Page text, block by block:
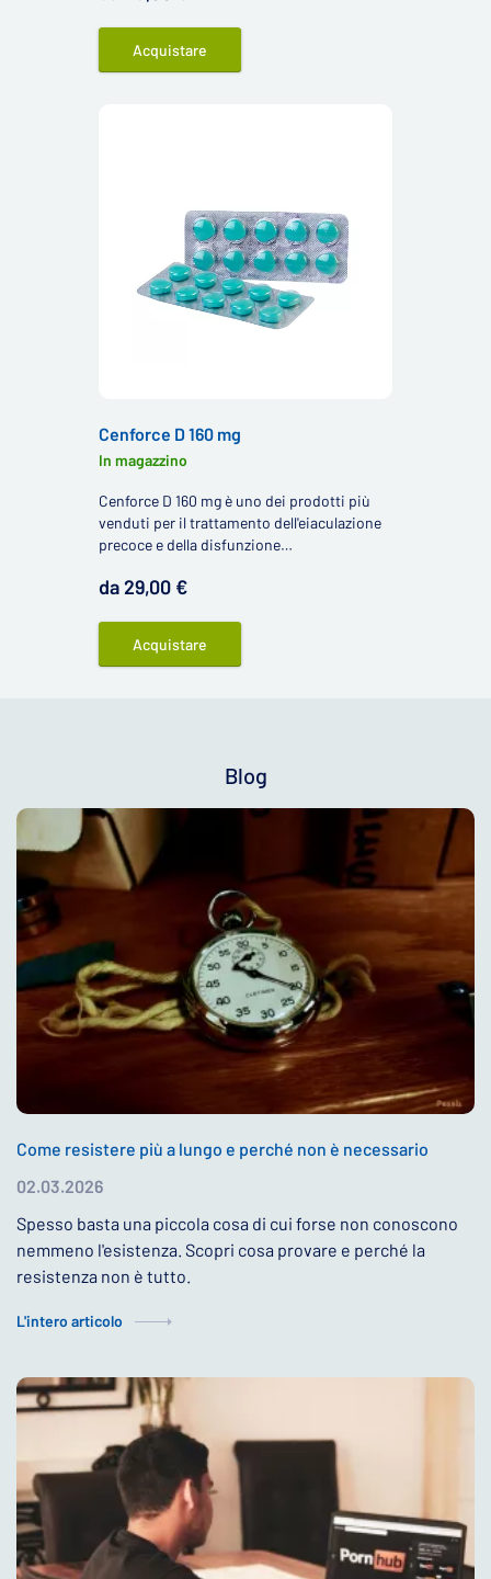
Acquistare
Cenforce D 160 mg
In magazzino
Cenforce D 160 mg è uno dei prodotti più
venduti per il trattamento dell'eiaculazione
precoce e della disfunzione
del Viagra ed è arricchito con il principio
da 29,00 €
Acquistare
Blog
Come resistere più a lungo e perché non è necessario
02.03.2026
Spesso basta una piccola cosa di cui forse non conoscono
nemmeno l'esistenza. Scopri cosa provare e perché la
resistenza non è tutto.
L'intero articolo